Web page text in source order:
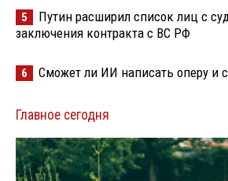
5
Путин расширил список лиц с
заключения контракта с ВС РФ
6 Сможет ли ИИ написать оперу и
Главное сегодня